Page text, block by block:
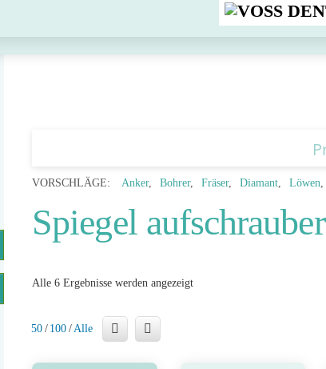
Menu
VORSCHLÄGE: Anker Bohrer Fräser Diamant Löwen
Spiegel aufschrauber
Alle 6 Ergebnisse werden angezeigt
50 / 100 / Alle